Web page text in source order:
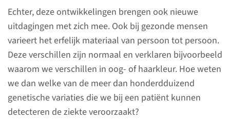
Echter, deze ontwikkelingen brengen ook nieuwe
uitdagingen met zich mee. Ook bij gezonde mensen
varieert het erfelijk materiaal van persoon tot persoon.
Deze verschillen zijn normaal en verklaren bijvoorbeeld
waarom we verschillen in oog- of haarkleur. Hoe weten
we dan welke van de meer dan honderdduizend
genetische variaties die we bij een patiënt kunnen
detecteren de ziekte veroorzaakt?
mitochondriën en
mitochondriële stoornissen.
Ook draagt het bij aan diverse
onderwijsprogramma’s.
Contact